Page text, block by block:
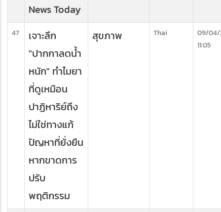
News Today
47
เจาะลึก
"ปากกาลดน้ำ
หนัก" ทำไมยา
ที่ดูเหมือน
ปาฏิหาริย์ถึง
ไม่ใช่ทางแก้
ปัญหาที่ยั่งยืน
หากขาดการ
ปรับ
พฤติกรรม
สุขภาพ Thai
09/04/
11:05